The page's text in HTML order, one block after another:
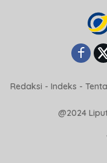
Redaksi - Indeks -
@2024